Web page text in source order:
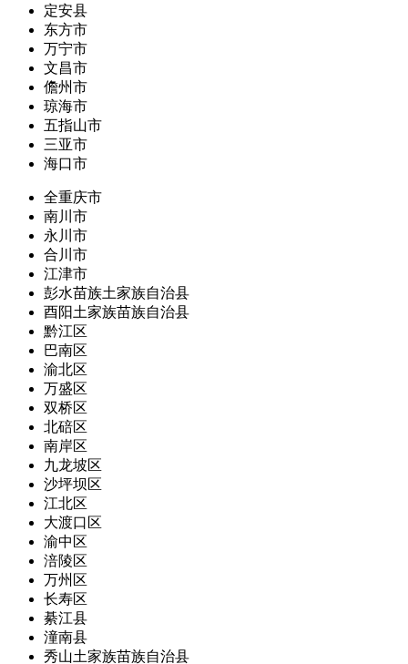
定安县
东方市
万宁市
文昌市
儋州市
琼海市
五指山市
三亚市
海口市
全重庆市
南川市
永川市
合川市
江津市
彭水苗族土家族自治县
酉阳土家族苗族自治县
黔江区
巴南区
渝北区
万盛区
双桥区
北碚区
南岸区
九龙坡区
沙坪坝区
江北区
大渡口区
渝中区
涪陵区
万州区
长寿区
綦江县
潼南县
秀山土家族苗族自治县